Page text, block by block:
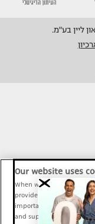
Our website uses
When we provide Maariv,
provide social media
important and necessary
and support Maariv, TMI